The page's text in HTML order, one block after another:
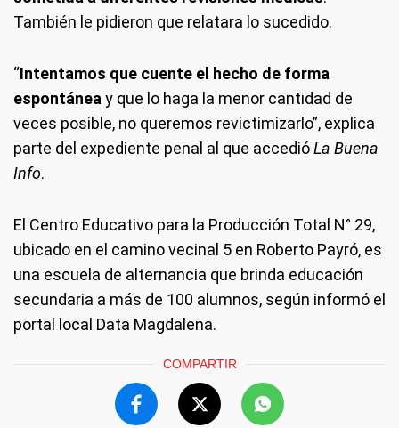
También le pidieron que relatara lo sucedido.
“Intentamos que cuente el hecho de forma
espontánea y que lo haga la menor cantidad de
veces posible, no queremos revictimizarlo”, explica
parte del expediente penal al que accedióLa Buena
Info.
El Centro Educativo para la Producción Total N° 29,
ubicado en el camino vecinal 5 en Roberto Payró, es
una escuela de alternancia que brinda educación
secundaria a más de 100 alumnos, según informó el
portal local Data Magdalena.
COMPARTIR